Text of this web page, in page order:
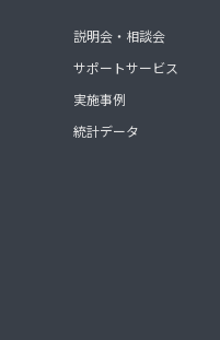
説明会・相談会
サポートサービス
実施事例
統計データ